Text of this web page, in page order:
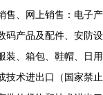
售、网上销售：电子产
码产品及配件、安防设
装、箱包、鞋帽、日用
技术进出口（国家禁止